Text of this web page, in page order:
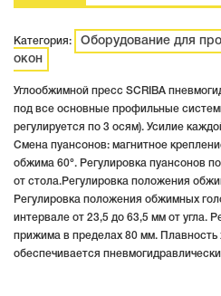
Категория:
Оборудование для
окон
Углообжимной пресс SCRIBA
под все основные профильные
регулируется по 3 осям). Усилие
Смена пуансонов: магнитное
обжима 60°. Регулировка пуансонов
от стола.Регулировка положения
Регулировка положения обжимных
интервале от 23,5 до 63,5 мм от угла.
прижима в пределах 80 мм. Плавность
обеспечивается